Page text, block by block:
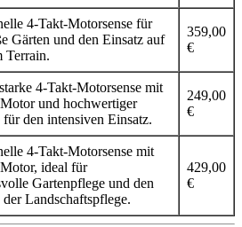
4-Takt-Motorsense für
Gärten und den Einsatz auf
Terrain.
359,00
€
4-Takt-Motorsense mit
und hochwertiger
den intensiven Einsatz.
249,00
€
4-Takt-Motorsense mit
ideal für
Gartenpflege und den
Landschaftspflege.
429,00
€